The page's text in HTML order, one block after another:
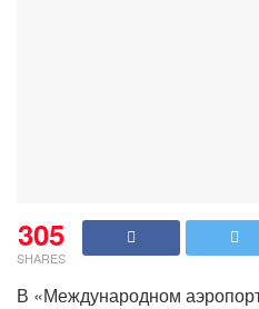
305
SHARES
В «Международном